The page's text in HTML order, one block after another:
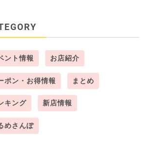
ント情報 お店紹介
ポン・お得情報 まとめ
キング 新店情報
めさんぽ